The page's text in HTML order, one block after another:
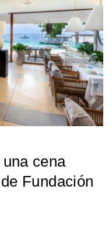
cena
Fundación